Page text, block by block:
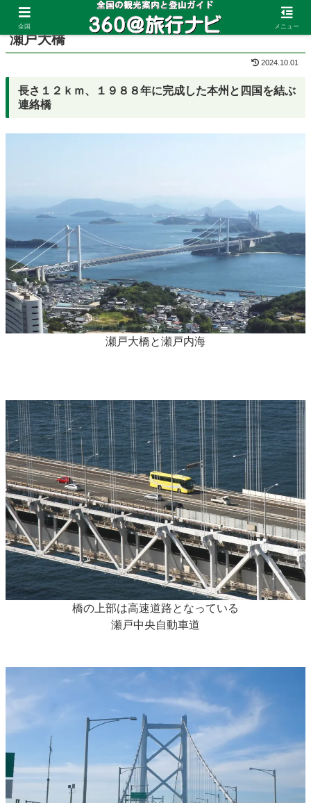
ホーム 岡山県 鷲羽山
瀬戸大橋
2024.10.01
長さ１２ｋｍ、１９８８年に完成した本州と四国を結ぶ
連絡橋
瀬戸大橋と瀬戸内海
橋の上部は高速道路となっている
瀬戸中央自動車道
全国 メニュー